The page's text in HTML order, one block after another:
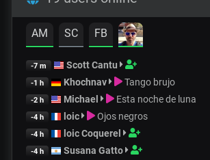
AM SC FB
-7 m Scott Cantu
-1 h Khochnav Tango brujo
-2 h Michael Esta noche de luna
-4 h loic Ojos negros
-4 h loic Coquerel
-4 h Susana Gatto